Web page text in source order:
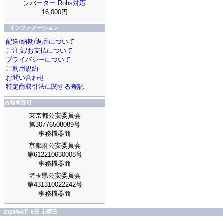
ンバーター Rohs対応
16,000円
インフォメーション
配送/納期/返品について
ご注文/お支払について
プライバシーについて
ご利用規約
お問い合わせ
特定商取引法に関する表記
古物商許可
東京都公安委員会
第30776508089号
事務機器商
京都府公安委員会
第612210630008号
事務機器商
埼玉県公安委員会
第431310022242号
事務機器商
2026年8月 8日 土曜日